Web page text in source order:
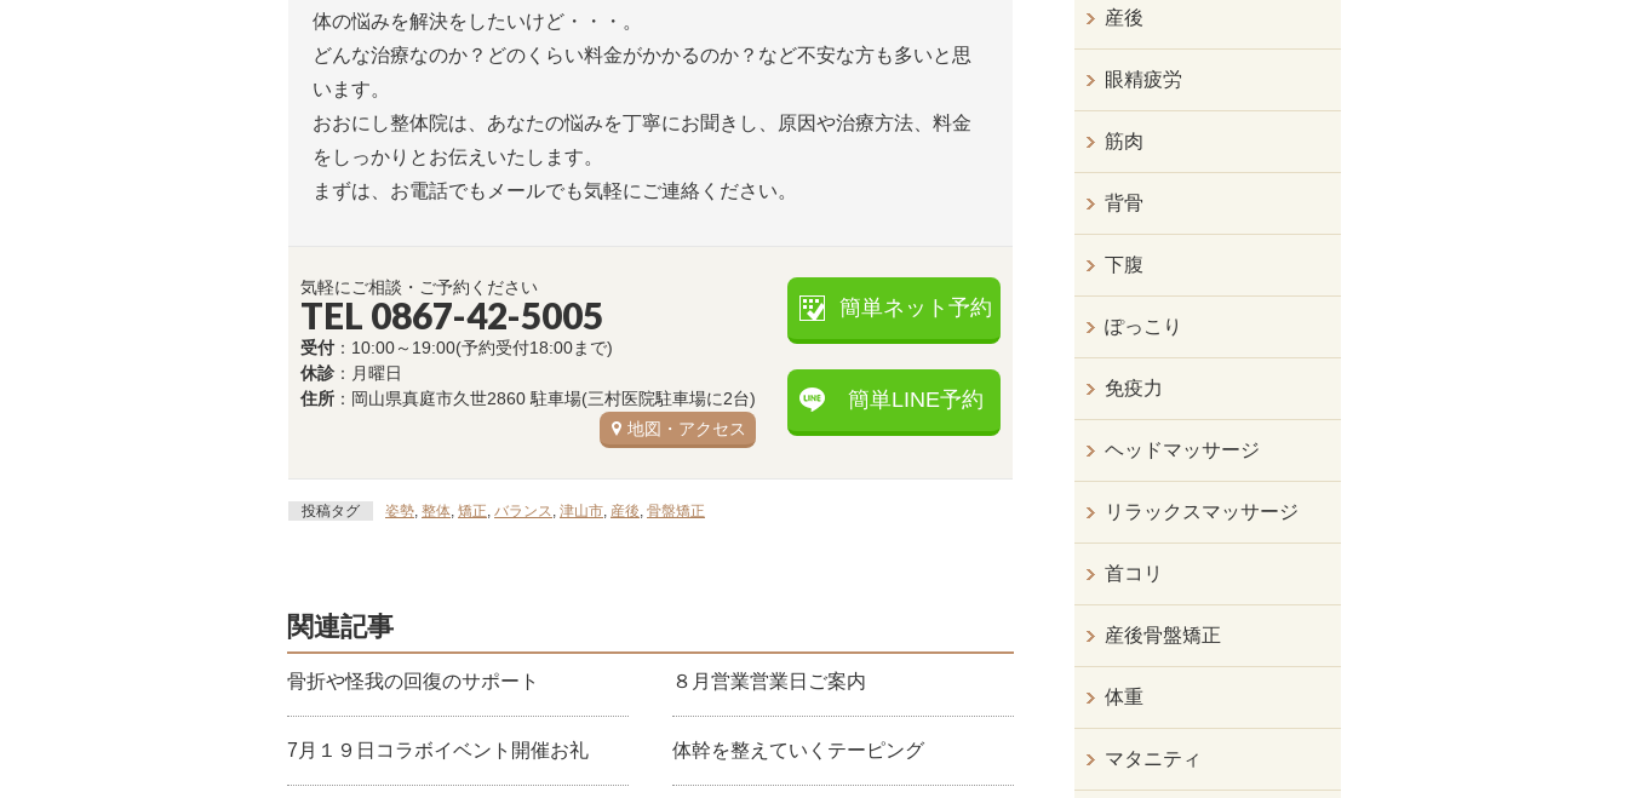
体の悩みを解決をしたいけど・・・。
どんな治療なのか？どのくらい料金がかかるのか？など不安な方も多いと思
います。
おおにし整体院は、あなたの悩みを丁寧にお聞きし、原因や治療方法、料金
をしっかりとお伝えいたします。
まずは、お電話でもメールでも気軽にご連絡ください。
気軽にご相談・ご予約ください
TEL 0867-42-5005
受付 ：10:00～19:00(予約受付18:00まで)
休診 ：月曜日
住所 ：岡山県真庭市久世2860 駐車場(三村医院駐車場に2台)
地図・アクセス
簡単ネット予約
簡単LINE予約
投稿タグ 姿勢, 整体, 矯正, バランス, 津山市, 産後, 骨盤矯正
関連記事
骨折や怪我の回復のサポート ８月営業営業日ご案内
7月１９日コラボイベント開催お礼 体幹を整えていくテーピング
産後
眼精疲労
筋肉
背骨
下腹
ぽっこり
免疫力
ヘッドマッサージ
リラックスマッサージ
首コリ
産後骨盤矯正
体重
マタニティ